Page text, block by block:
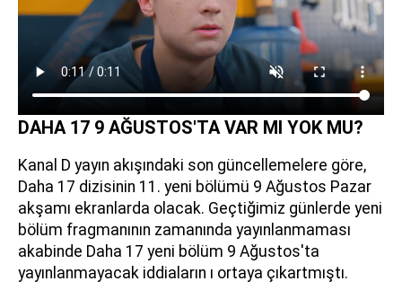
DAHA 17 9 AĞUSTOS'TA VAR MI YOK MU?
Kanal D yayın akışındaki son güncellemelere göre,
Daha 17 dizisinin 11. yeni bölümü 9 Ağustos Pazar
akşamı ekranlarda olacak. Geçtiğimiz günlerde yeni
bölüm fragmanının zamanında yayınlanmaması
akabinde Daha 17 yeni bölüm 9 Ağustos'ta
yayınlanmayacak iddiaların ı ortaya çıkartmıştı.